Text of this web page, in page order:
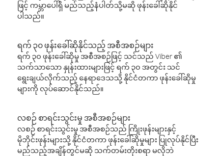
ဖြင့် ကမ္ဘာပေါ်ရှိ မည်သည့်နံပါတ်သို့မဆို ဖုန်းခေါ်ဆိုနိုင်
ပါသည်။
ရက် ၃၀ ဖုန်းခေါ်ဆိုနိုင်သည့် အစီအစဉ်များ
ရက် ၃၀ ဖုန်းခေါ်ဆိုမှု အစီအစဉ်ဖြင့် သင်သည် Viber ၏
သက်သာသော နှုန်းထားများဖြင့် ရက် ၃၀ အတွင်း သင်
ရွေးချယ်လိုက်သည့် နေရာဒေသသို့ နိုင်ငံတကာ ဖုန်းခေါ်ဆိုမှု
များကို လုပ်ဆောင်နိုင်သည်။
လစဉ် စာရင်းသွင်းမှု အစီအစဉ်များ
လစဉ် စာရင်းသွင်းမှု အစီအစဉ်သည် ကြိုးဖုန်းများနှင့်
မိုဘိုင်းဖုန်းများသို့ နိုင်ငံတကာ ဖုန်းခေါ်ဆိုမှုများ ပြုလုပ်နိုင်ပြီး
မည်သည့်အချိန်တွင်မဆို သက်တမ်းတိုးစရာ မလိုဘဲ